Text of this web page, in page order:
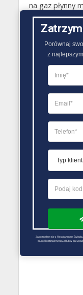
na gaz płynny
Wszystkie
realizowane
Technicznego..
Porównaj
z
Zapoznałem się z Regulaminem
biuro@optimalenergy.pl lub w